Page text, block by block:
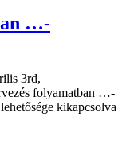
…-
3rd,
folyamatban …-
kikapcsolva